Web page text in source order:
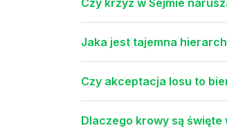
Jaka jest tajemna
Czy akceptacja losu to
Dlaczego krowy są